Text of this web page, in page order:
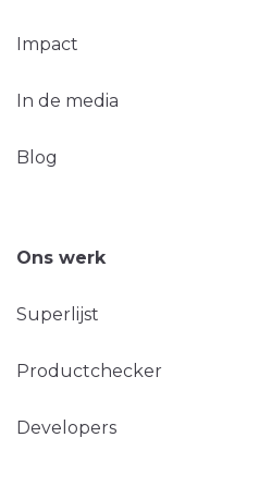
Impact
In de media
Blog
Ons werk
Superlijst
Productchecker
Developers